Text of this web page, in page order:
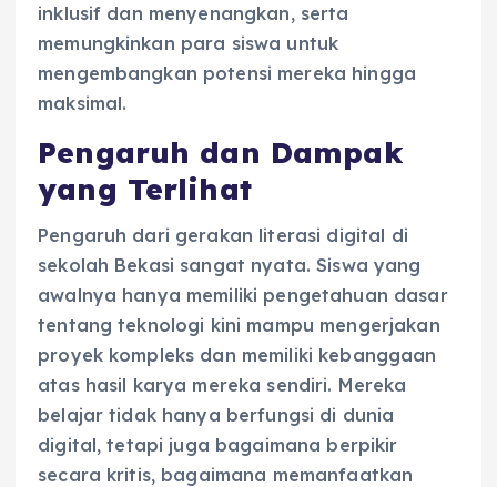
inklusif dan menyenangkan, serta
memungkinkan para siswa untuk
mengembangkan potensi mereka hingga
maksimal.
Pengaruh dan Dampak
yang Terlihat
Pengaruh dari gerakan literasi digital di
sekolah Bekasi sangat nyata. Siswa yang
awalnya hanya memiliki pengetahuan dasar
tentang teknologi kini mampu mengerjakan
proyek kompleks dan memiliki kebanggaan
atas hasil karya mereka sendiri. Mereka
belajar tidak hanya berfungsi di dunia
digital, tetapi juga bagaimana berpikir
secara kritis, bagaimana memanfaatkan